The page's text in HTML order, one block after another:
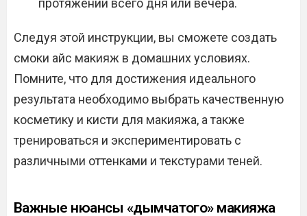
протяжении всего дня или вечера.
Следуя этой инструкции, вы сможете создать
смоки айс макияж в домашних условиях.
Помните, что для достижения идеального
результата необходимо выбрать качественную
косметику и кисти для макияжа, а также
тренироваться и экспериментировать с
различными оттенками и текстурами теней.
Важные нюансы «дымчатого» макияжа